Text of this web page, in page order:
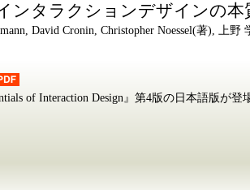
ンタラクションデザインの本
David Cronin, Christopher Noessel(著), 上
of Interaction Design』第4版の日本語版が登